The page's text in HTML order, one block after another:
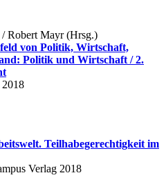
Robert Mayr (Hrsg.)
von Politik, Wirtschaft,
Politik und Wirtschaft / 2.
2018
Teilhabegerechtigkeit im
Verlag 2018